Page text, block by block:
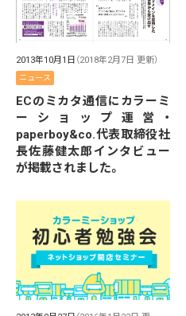
2013年10月1日 （2018年2月7日 更新）
ニュース
ECのミカタ通信にカラーミ
ーショップ運営・
paperboy&co.代表取締役社
長佐藤健太郎インタビュー
が掲載されました。